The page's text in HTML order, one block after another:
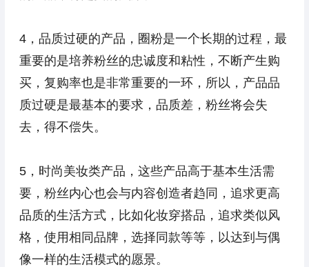
4，品质过硬的产品，圈粉是一个长期的过程，最
重要的是培养粉丝的忠诚度和粘性，不断产生购
买，复购率也是非常重要的一环，所以，产品品
质过硬是最基本的要求，品质差，粉丝将会失
去，得不偿失。
5，时尚美妆类产品，这些产品高于基本生活需
要，粉丝内心也会与内容创造者趋同，追求更高
品质的生活方式，比如化妆穿搭品，追求类似风
格，使用相同品牌，选择同款等等，以达到与偶
像一样的生活模式的愿景。